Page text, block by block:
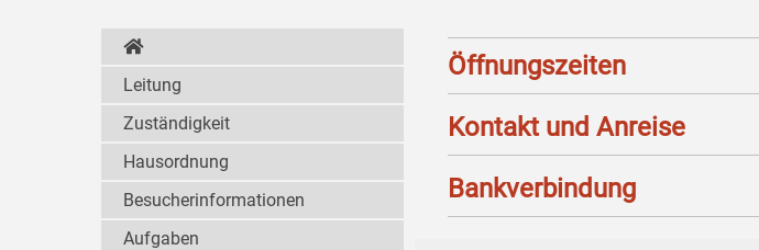
Öffnungszeiten
Kontakt und Anreise
Bankverbindung
Leitung
Zuständigkeit
Hausordnung
Besucherinformationen
Aufgaben